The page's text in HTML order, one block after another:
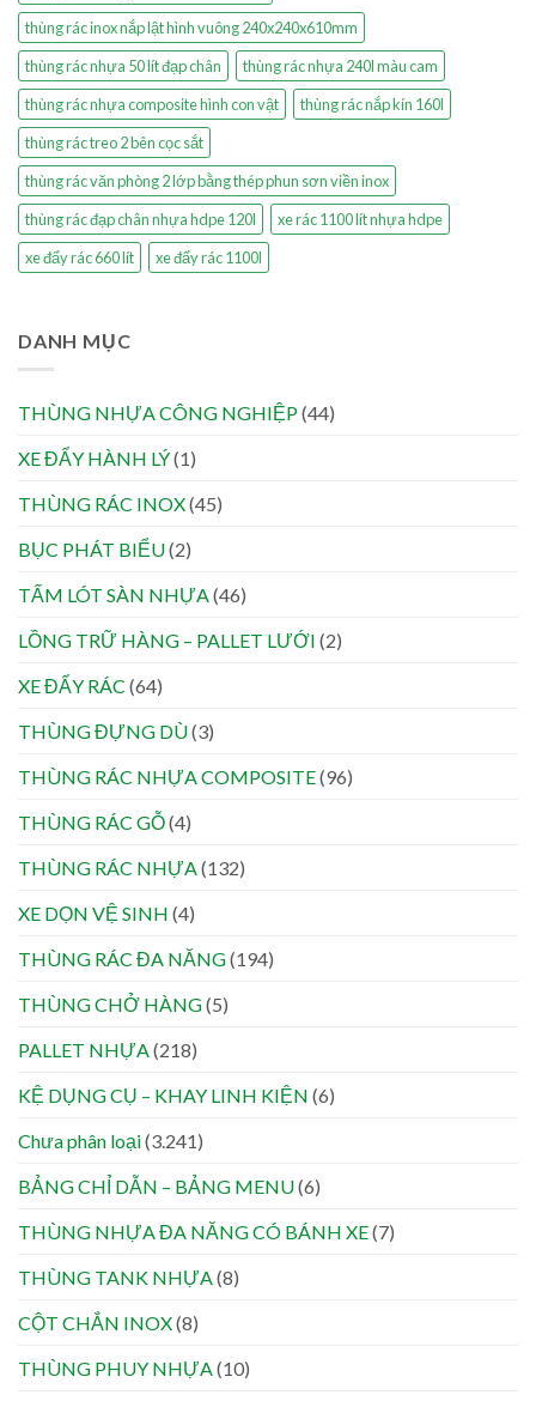
thùng rác inox nắp lật hình vuông 240x240x610mm
thùng rác nhựa 50 lít đạp chân
thùng rác nhựa 240l màu cam
thùng rác nhựa composite hình con vật
thùng rác nắp kín 160l
thùng rác treo 2 bên cọc sắt
thùng rác văn phòng 2 lớp bằng thép phun sơn viền inox
thùng rác đạp chân nhựa hdpe 120l
xe rác 1100 lít nhựa hdpe
xe đẩy rác 660 lít
xe đẩy rác 1100l
DANH MỤC
THÙNG NHỰA CÔNG NGHIỆP(44)
XE ĐẨY HÀNH LÝ(1)
THÙNG RÁC INOX(45)
BỤC PHÁT BIỂU(2)
TẤM LÓT SÀN NHỰA(46)
LỒNG TRỮ HÀNG – PALLET LƯỚI (2)
XE ĐẨY RÁC (64)
THÙNG ĐỰNG DÙ(3)
THÙNG RÁC NHỰA COMPOSITE(96)
THÙNG RÁC GỖ(4)
THÙNG RÁC NHỰA(132)
XE DỌN VỆ SINH (4)
THÙNG RÁC ĐA NĂNG(194)
THÙNG CHỞ HÀNG(5)
PALLET NHỰA(218)
KỆ DỤNG CỤ – KHAY LINH KIỆN (6)
Chưa phân loại(3.241)
BẢNG CHỈ DẪN – BẢNG MENU(6)
THÙNG NHỰA ĐA NĂNG CÓ BÁNH XE(7)
THÙNG TANK NHỰA(8)
CỘT CHẮN INOX(8)
THÙNG PHUY NHỰA(10)